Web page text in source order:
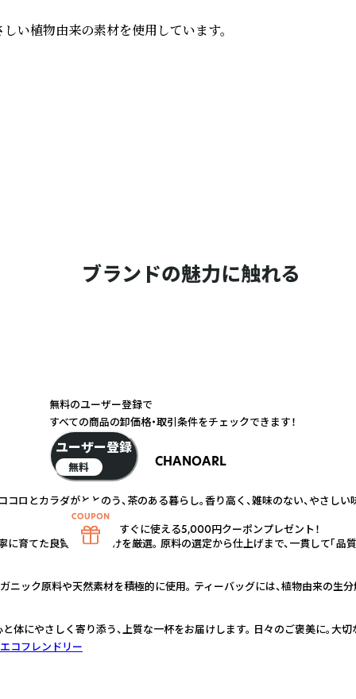
い植物由来の素材を使用しています。
ブランドの魅力に触れる
CHANOARL
ロとカラダがととのう、茶のある暮らし。香り高く、雑味のない、やさしい
育てた良質な茶葉だけを厳選。 原料の選定から仕上げまで、一貫して「品質
ニック原料や天然素材を積極的に使用。 ティーバッグには、植物由来の生
体にやさしく寄り添う、上質な一杯をお届けします。 日々のご褒美に。大
エコフレンドリー
無料のユーザー登録で
すべての商品の卸価格・取引条件をチェックできます！
ユーザー登録
無料
すぐに使える5,000円クーポンプレゼント！